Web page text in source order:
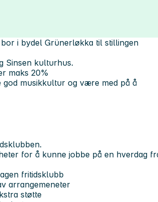
i bydel Grünerløkka til stillingen
Sinsen kulturhus.
maks 20%
god musikkultur og være med på å
for å kunne jobbe på en hverdag
fritidsklubb
arrangemeneter
støtte